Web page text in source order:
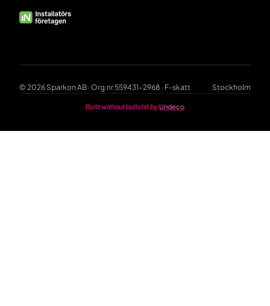
© 2026 Sparkon AB · Org.nr 559431-2968 · F-skatt Stockholm
Built without bullshit by Undeco